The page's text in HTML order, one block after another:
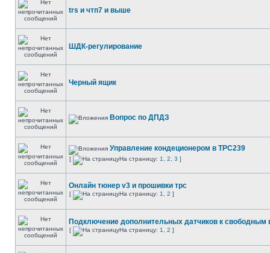
trs и чтп7 и выше
ШДК-регулирование
Черный ящик
Вопрос по ДПДЗ
Управление кондеционером в ТРС239
[ На страницу: 1 2 3 ]
Онлайн тюнер v3 и прошивки трс
[ На страницу: 1 2 ]
Подключение дополнительных датчиков к свободным
[ На страницу: 1 2 ]